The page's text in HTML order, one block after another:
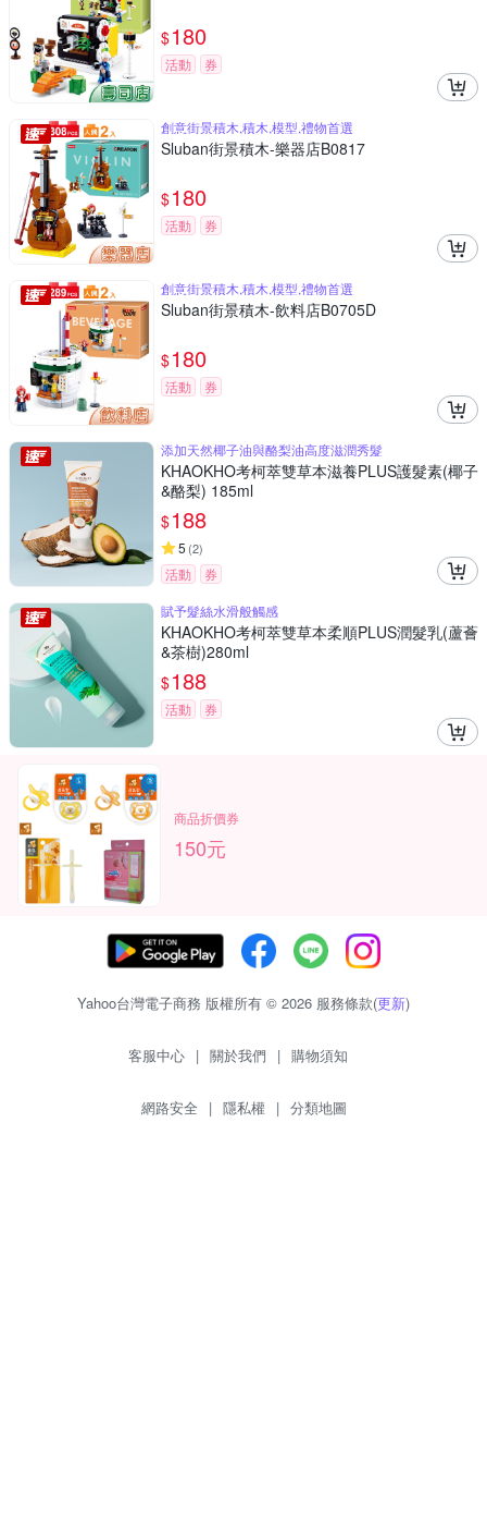
$180
活動 券
創意街景積木,積木,模型,禮物首選
Sluban街景積木-樂器店B0817
$180
活動 券
創意街景積木,積木,模型,禮物首選
Sluban街景積木-飲料店B0705D
$180
活動 券
添加天然椰子油與酪梨油高度滋潤秀髮
KHAOKHO考柯萃雙草本滋養PLUS護髮素(椰子
&酪梨) 185ml
$188
5 (2)
活動
券
賦予髮絲水滑般觸感
KHAOKHO考柯萃雙草本柔順PLUS潤髮乳(蘆薈
&茶樹)280ml
$188
活動 券
商品折價券
150元
Yahoo台灣電子商務 版權所有 © 2026 服務條款(更新)
客服中心 | 關於我們 | 購物須知
網路安全 | 隱私權 | 分類地圖